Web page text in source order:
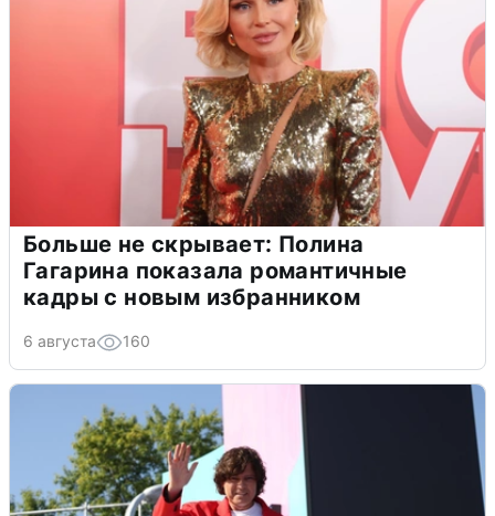
Больше не скрывает: Полина
Гагарина показала романтичные
кадры с новым избранником
6 августа 160